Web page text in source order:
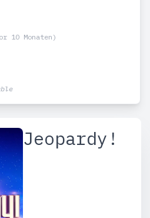
10 Monaten)
Jeopardy!